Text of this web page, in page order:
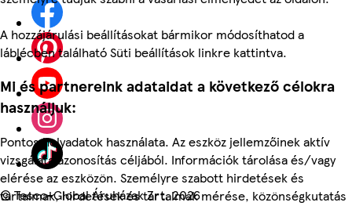
A hozzájárulási beállításokat bármikor módosíthatod a
láblécben található Süti beállítások linkre kattintva.
Mi és partnereink adataidat a következő célokra
használjuk:
Pontos helyadatok használata. Az eszköz jellemzőinek aktív
vizsgálata azonosítás céljából. Információk tárolása és/vagy
elérése az eszközön. Személyre szabott hirdetések és
tartalmak, hirdetések és tartalmak mérése, közönségkutatás
©Tesco-Global Áruházak Zrt. 2026